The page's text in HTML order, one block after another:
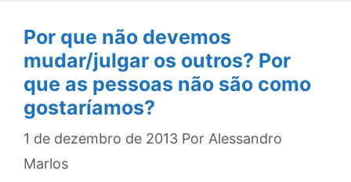
Por que não devemos
mudar/julgar os outros? Por
que as pessoas não são como
gostaríamos?
1 de dezembro de 2013 Por Alessandro
Marlos